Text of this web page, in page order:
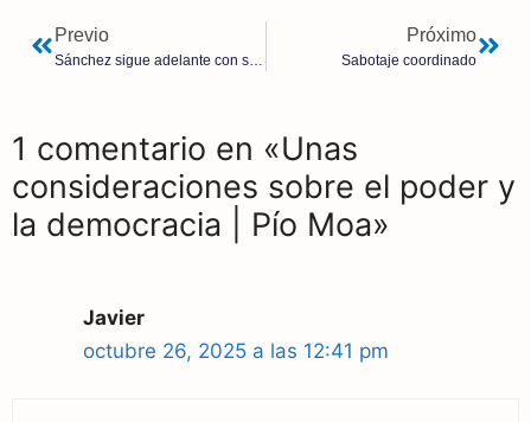
Previo Próximo
Sabotaje coordinado
1 comentario en «Unas
consideraciones sobre el poder y
la democracia | Pío Moa»
Javier
octubre 26, 2025 a las 12:41 pm